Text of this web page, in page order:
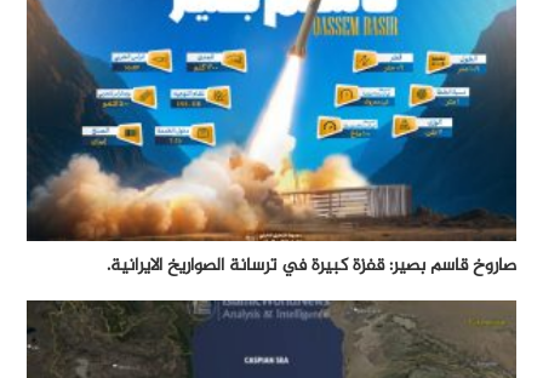
صاروخ قاسم بصير: قفزة كبيرة في ترسانة الصواريخ الايرانية.